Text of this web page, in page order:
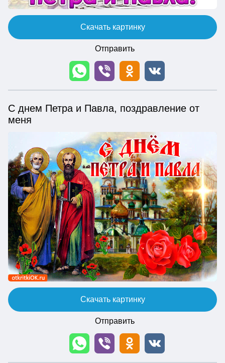
Скачать картинку
Отправить
С днем Петра и Павла, поздравление от
меня
Скачать картинку
Отправить